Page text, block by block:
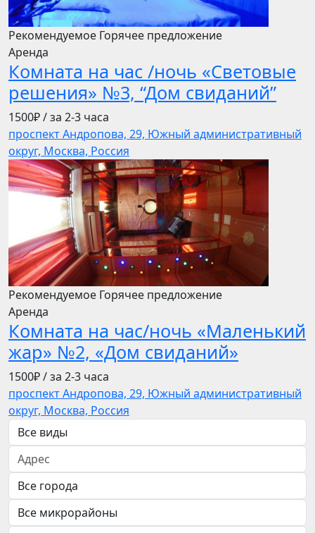
Рекомендуемое Горячее предложение
Аренда
Комната на час /ночь «Световые
решения» №3, “Дом свиданий”
1500₽/ за 2-3 часа
проспект Андропова, 29, Южный административный
округ, Москва, Россия
Рекомендуемое Горячее предложение
Аренда
Комната на час/ночь «Маленький
жар» №2, «Дом свиданий»
1500₽/ за 2-3 часа
проспект Андропова, 29, Южный административный
округ, Москва, Россия